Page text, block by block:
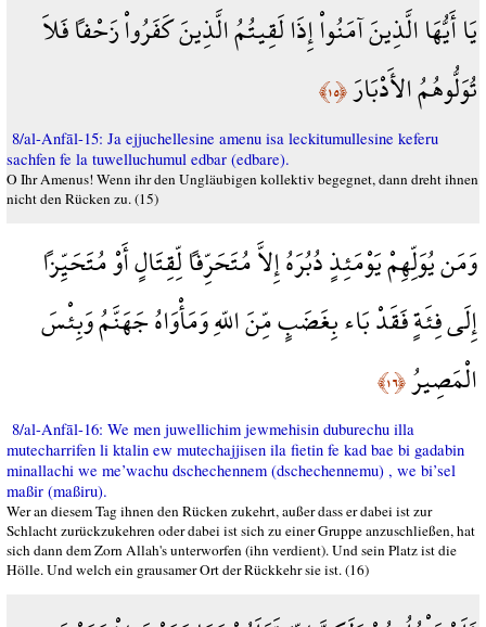
يَا أَيُّهَا الَّذِينَ آمَنُواْ إِذَا لَقِيتُمُ الَّذِينَ كَفَرُواْ زَحْفاً فَلاَ
تُوَلُّوهُمُ الأَدْبَارَ﴿١٥﴾
8/al-Anfāl-15: Ja ejjuchellesine amenu isa leckitumullesine keferu
sachfen fe la tuwelluchumul edbar (edbare).
O Ihr Amenus! Wenn ihr den Ungläubigen kollektiv begegnet, dann dreht ihnen
nicht den Rücken zu. (15)
وَمَن يُوَلِّهِمْ يَوْمَئِذٍ دُبُرَهُ إِلاَّ مُتَحَرِّفاً لِّقِتَالٍ أَوْ مُتَحَيِّزاً
إِلَى فِئَةٍ فَقَدْ بَاء بِغَضَبٍ مِّنَ اللّهِ وَمَأْوَاهُ جَهَنَّمُ وَبِئْسَ
الْمَصِيرُ﴿١٦﴾
8/al-Anfāl-16: We men juwellichim jewmehisin duburechu illa
mutecharrifen li ktalin ew mutechajjisen ila fietin fe kad bae bi gadabin
minallachi we me’wachu dschechennem (dschechennemu) , we bi’sel
maßir (maßiru).
Wer an diesem Tag ihnen den Rücken zukehrt, außer dass er dabei ist zur
Schlacht zurückzukehren oder dabei ist sich zu einer Gruppe anzuschließen, hat
sich dann dem Zorn Allah's unterworfen (ihn verdient). Und sein Platz ist die
Hölle. Und welch ein grausamer Ort der Rückkehr sie ist. (16)